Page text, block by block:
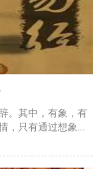
。其中，有象，有
，只有通过想象，
有六段，孔子说：